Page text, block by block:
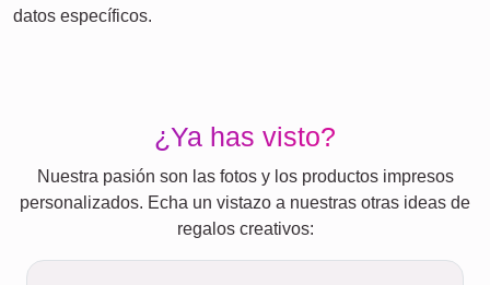
datos específicos.
¿Ya has visto?
Nuestra pasión son las fotos y los productos impresos
personalizados. Echa un vistazo a nuestras otras ideas de
regalos creativos: